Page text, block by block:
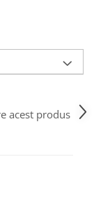
acest produs